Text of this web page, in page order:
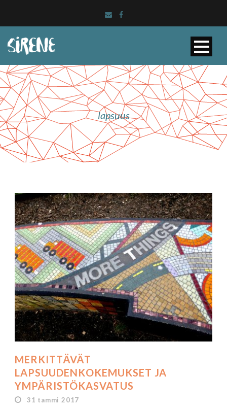
lapsuus
MERKITTÄVÄT
LAPSUUDENKOKEMUKSET JA
YMPÄRISTÖKASVATUS
31 tammi 2017